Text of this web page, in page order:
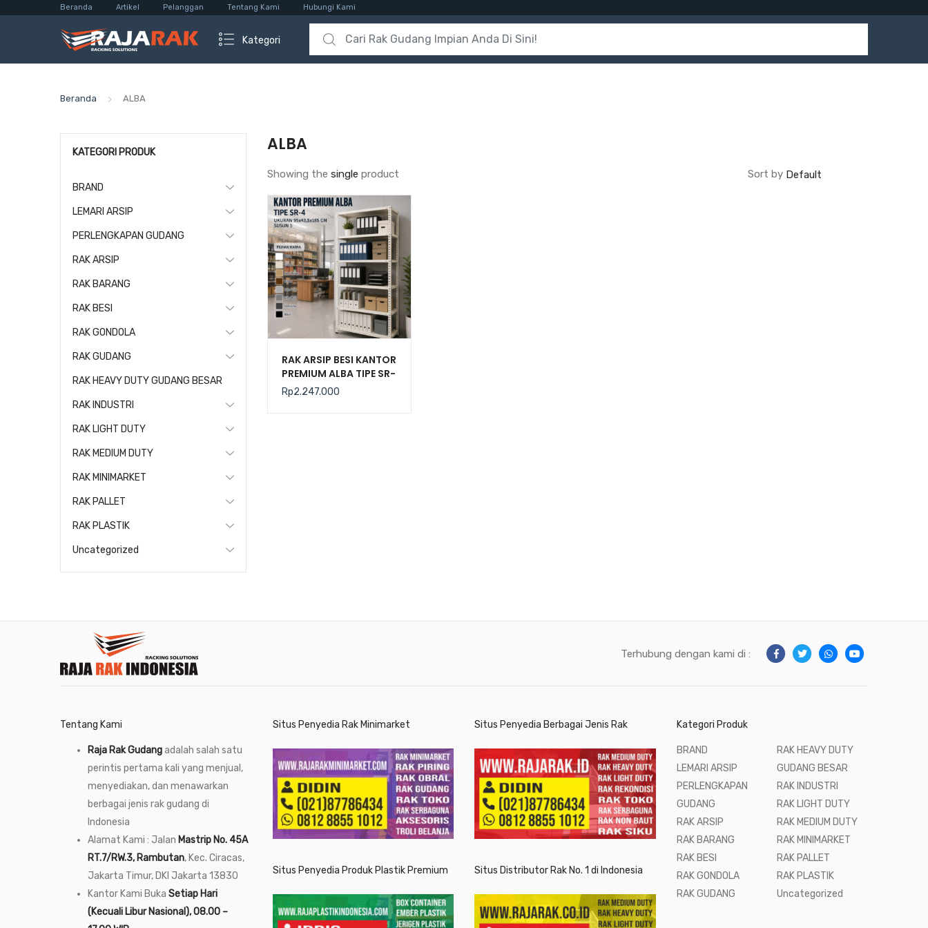
Beranda Artikel Pelanggan Tentang Kami Hubungi Kami
Kategori
Search for:
Beranda ALBA
ALBA
Showing the single product Sort by
RAK ARSIP BESI KANTOR
PREMIUM ALBA TIPE SR-
4 SUSUN 5, UKURAN
95×43,5×185 CM
Rp2.247.000
KATEGORI PRODUK
BRAND
LEMARI ARSIP
PERLENGKAPAN GUDANG
RAK ARSIP
RAK BARANG
RAK BESI
RAK GONDOLA
RAK GUDANG
RAK HEAVY DUTY GUDANG BESAR
RAK INDUSTRI
RAK LIGHT DUTY
RAK MEDIUM DUTY
RAK MINIMARKET
RAK PALLET
RAK PLASTIK
Uncategorized
Terhubung dengan kami di :
Tentang Kami
Raja Rak Gudangadalah salah satu
perintis pertama kali yang menjual,
menyediakan, dan menawarkan
berbagai jenis rak gudang di
Indonesia
Alamat Kami : Jalan Mastrip No. 45A
RT.7/RW.3, Rambutan, Kec. Ciracas,
Jakarta Timur, DKI Jakarta 13830
Kantor Kami Buka Setiap Hari
(Kecuali Libur Nasional), 08.00 –
Situs Penyedia Rak Minimarket
Situs Penyedia Produk Plastik Premium
Situs Penyedia Berbagai Jenis Rak
Situs Distributor Rak No. 1 di Indonesia
Kategori Produk
BRAND
LEMARI ARSIP
PERLENGKAPAN
GUDANG
RAK ARSIP
RAK BARANG
RAK BESI
RAK GONDOLA
RAK GUDANG
RAK HEAVY DUTY
GUDANG BESAR
RAK INDUSTRI
RAK LIGHT DUTY
RAK MEDIUM DUTY
RAK MINIMARKET
RAK PALLET
RAK PLASTIK
Uncategorized